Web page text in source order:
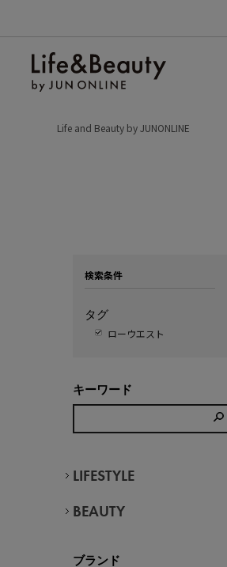
Life and Beauty by JUNONLINE
検索条件
タグ
ローウエスト
キーワード
LIFESTYLE
BEAUTY
ブランド